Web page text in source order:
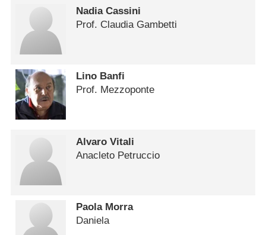
Nadia Cassini
Prof. Claudia Gambetti
Lino Banfi
Prof. Mezzoponte
Alvaro Vitali
Anacleto Petruccio
Paola Morra
Daniela